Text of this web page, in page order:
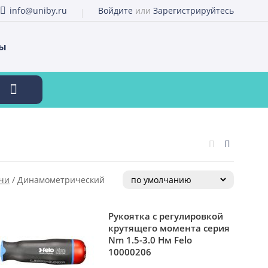
info@uniby.ru Войдите или Зарегистрируйтесь
/ Динамометрический
Рукоятка с регулировкой
крутящего момента серия
Nm 1.5-3.0 Нм Felo
10000206